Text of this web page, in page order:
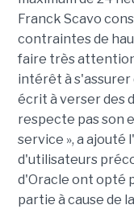
Franck Scavo
contraintes de
faire très
intérêt à s'assurer
écrit à verser des
respecte pas son
service », a ajouté
d'utilisateurs
d'Oracle ont opté
partie à cause de